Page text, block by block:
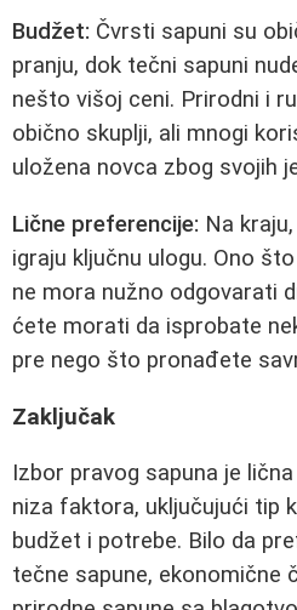
Budžet: Čvrsti sapuni su
pranju, dok tečni sapuni
nešto višoj ceni. Prirodni i
obično skuplji, ali mnogi
uložena novca zbog svojih
Lične preferencije: Na
igraju ključnu ulogu. Ono
ne mora nužno odgovarati
ćete morati da isprobate
pre nego što pronađete
Zaključak
Izbor pravog sapuna je
niza faktora, uključujući tip
budžet i potrebe. Bilo da
tečne sapune, ekonomične